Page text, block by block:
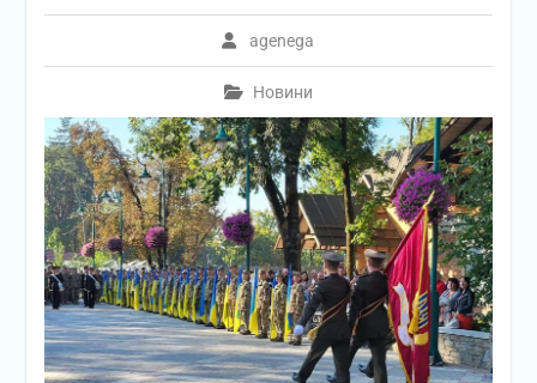
agenega
Новини